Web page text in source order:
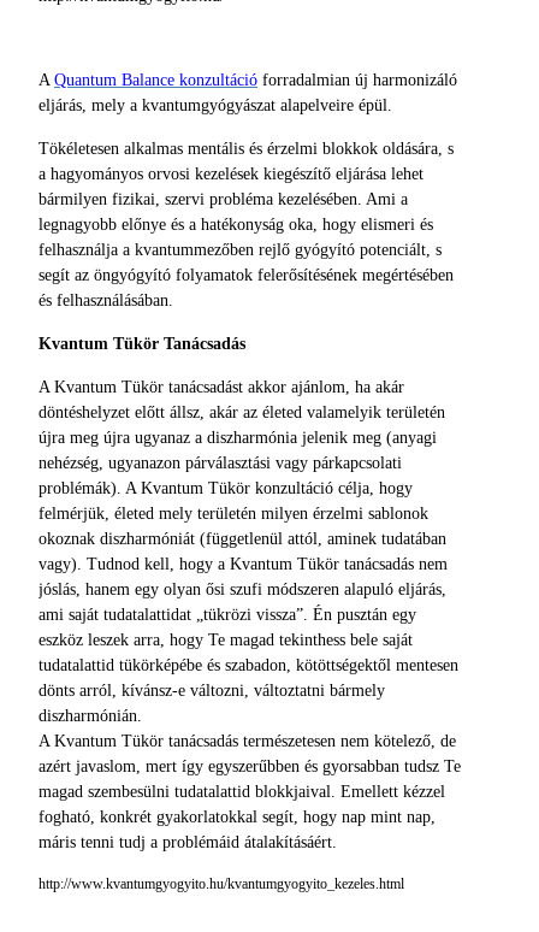
A Quantum Balance konzultáció forradalmian új harmonizáló
eljárás, mely a kvantumgyógyászat alapelveire épül.
Tökéletesen alkalmas mentális és érzelmi blokkok oldására, s
a hagyományos orvosi kezelések kiegészítő eljárása lehet
bármilyen fizikai, szervi probléma kezelésében. Ami a
legnagyobb előnye és a hatékonyság oka, hogy elismeri és
felhasználja a kvantummezőben rejlő gyógyító potenciált, s
segít az öngyógyító folyamatok felerősítésének megértésében
és felhasználásában.
Kvantum Tükör Tanácsadás
A Kvantum Tükör tanácsadást akkor ajánlom, ha akár
döntéshelyzet előtt állsz, akár az életed valamelyik területén
újra meg újra ugyanaz a diszharmónia jelenik meg (anyagi
nehézség, ugyanazon párválasztási vagy párkapcsolati
problémák). A Kvantum Tükör konzultáció célja, hogy
felmérjük, életed mely területén milyen érzelmi sablonok
okoznak diszharmóniát (függetlenül attól, aminek tudatában
vagy). Tudnod kell, hogy a Kvantum Tükör tanácsadás nem
jóslás, hanem egy olyan ősi szufi módszeren alapuló eljárás,
ami saját tudatalattidat „tükrözi vissza”. Én pusztán egy
eszköz leszek arra, hogy Te magad tekinthess bele saját
tudatalattid tükörképébe és szabadon, kötöttségektől mentesen
dönts arról, kívánsz-e változni, változtatni bármely
diszharmónián.
A Kvantum Tükör tanácsadás természetesen nem kötelező, de
azért javaslom, mert így egyszerűbben és gyorsabban tudsz Te
magad szembesülni tudatalattid blokkjaival. Emellett kézzel
fogható, konkrét gyakorlatokkal segít, hogy nap mint nap,
máris tenni tudj a problémáid átalakításáért.
http://www.kvantumgyogyito.hu/kvantumgyogyito_kezeles.html